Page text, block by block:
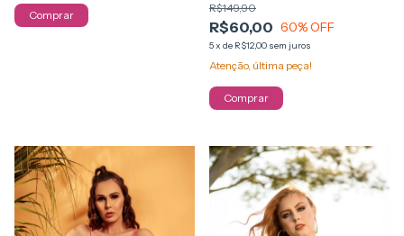
Comprar
R$60,00
R$149,90
60% OFF
5x de R$12,00 sem juros
Atenção, última peça!
Comprar